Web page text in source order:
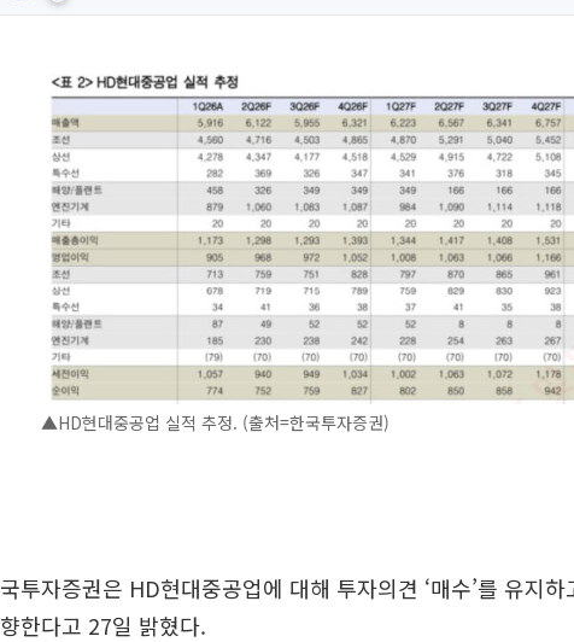
▲HD현대중공업 실적 추정. (출처=한국투자증권)
투자증권은 HD현대중공업에 대해 투자의견 ‘매수’를 유지
한다고 27일 밝혔다.